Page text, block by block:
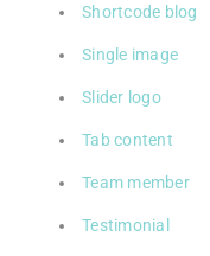
Shortcode blog
Single image
Slider logo
Tab content
Team member
Testimonial